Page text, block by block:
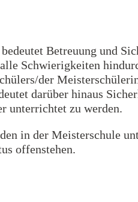
Betreuung und
Schwierigkeiten
der
darüber hinaus
unterrichtet zu werden.
in der Meisterschule
offenstehen.